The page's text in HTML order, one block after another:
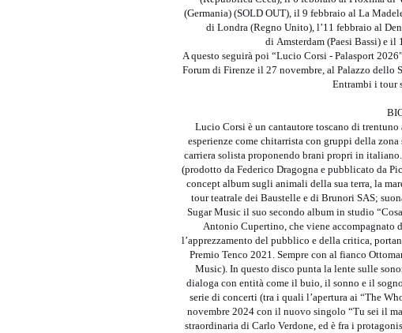
(Germania) (SOLD OUT), il 9 febbraio al La
di Londra (Regno Unito), l’11 febbraio al
di Amsterdam (Paesi Bassi) e
A questo seguirà poi “Lucio Corsi - Palasport
Forum di Firenze il 27 novembre, al Palazzo
Entrambi i tour
Lucio Corsi è un cantautore toscano di
esperienze come chitarrista con gruppi della
carriera solista proponendo brani propri in
(prodotto da Federico Dragogna e pubblicato da
concept album sugli animali della sua terra, la
tour teatrale dei Baustelle e di Brunori SAS;
Sugar Music il suo secondo album in studio
Antonio Cupertino, che viene accompagnato
l’apprezzamento del pubblico e della critica,
Premio Tenco 2021. Sempre con al fianco
Music). In questo disco punta la lente sulle
dialoga con entità come il buio, il sonno e il
serie di concerti (tra i quali l’apertura ai “The
novembre 2024 con il nuovo singolo “Tu sei il
straordinaria di Carlo Verdone, ed è fra i